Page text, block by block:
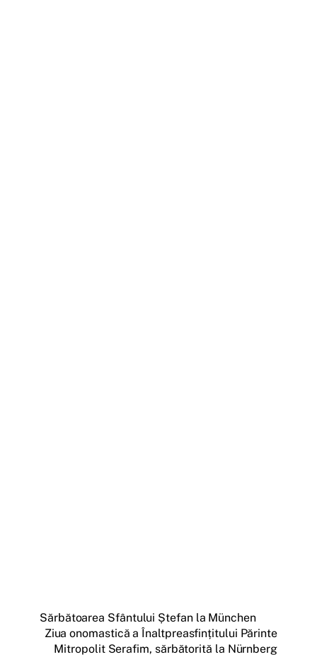
Sărbătoarea Sfântului Ștefan la München
Ziua onomastică a Înaltpreasfințitului Părinte
Mitropolit Serafim, sărbătorită la Nürnberg